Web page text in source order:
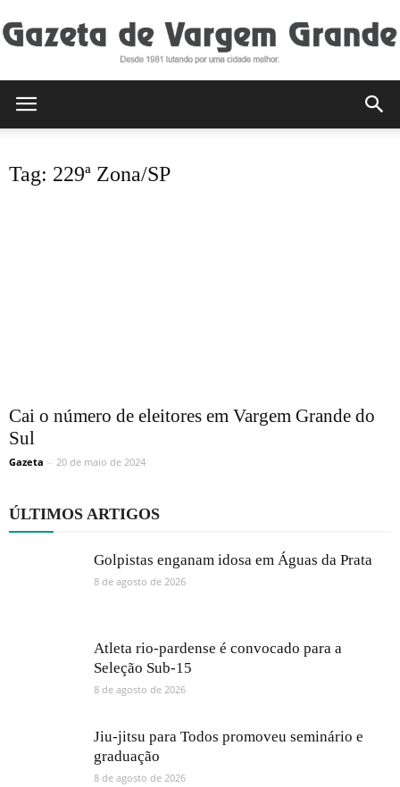
Tag: 229ª Zona/SP
Cai o número de eleitores em Vargem Grande do
Sul
Gazeta - 20 de maio de 2024
ÚLTIMOS ARTIGOS
Golpistas enganam idosa em Águas da Prata
8 de agosto de 2026
Atleta rio-pardense é convocado para a
Seleção Sub-15
8 de agosto de 2026
Jiu-jitsu para Todos promoveu seminário e
graduação
8 de agosto de 2026